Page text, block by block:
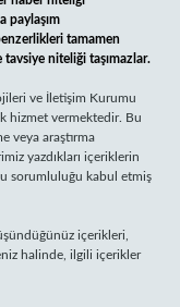
paylaşım
tamamen
niteliği taşımazlar.
ve İletişim Kurumu
hizmet vermektedir. Bu
veya araştırma
yazdıkları içeriklerin
sorumluluğu kabul etmiş
içerikleri,
halinde, ilgili içerikler